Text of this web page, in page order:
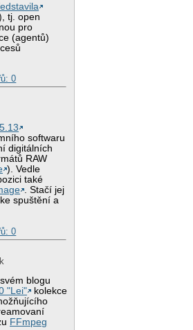
tj. open
pro
(agentů)
0
softwaru
digitálních
RAW
). Vedle
také
. Stačí jej
spuštění a
0
blogu
"Lei"
kolekce
FFmpeg